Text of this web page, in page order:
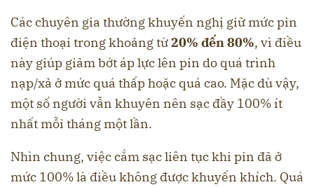
Các chuyên gia thường khuyến nghị giữ mức pin
điện thoại trong khoảng từ20% đến 80%, vì điều
này giúp giảm bớt áp lực lên pin do quá trình
nạp/xả ở mức quá thấp hoặc quá cao. Mặc dù vậy,
một số người vẫn khuyên nên sạc đầy 100% ít
nhất mỗi tháng một lần.
Nhìn chung, việc cắm sạc liên tục khi pin đã ở
mức 100% là điều không được khuyến khích. Quá